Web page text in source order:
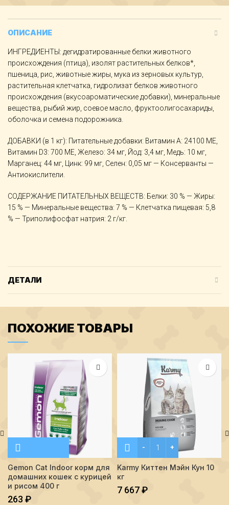
ОПИСАНИЕ
ИНГРЕДИЕНТЫ: дегидратированные белки животного
происхождения (птица), изолят растительных белков*,
пшеница, рис, животные жиры, мука из зерновых культур,
растительная клетчатка, гидролизат белков животного
происхождения (вкусоароматические добавки), минеральные
вещества, рыбий жир, соевое масло, фруктоолигосахариды,
оболочка и семена подорожника.
ДОБАВКИ (в 1 кг): Питательные добавки: Витамин A: 24100 ME,
Витамин D3: 700 ME, Железо: 34 мг, Йод: 3,4 мг, Медь: 10 мг,
Марганец: 44 мг, Цинк: 99 мг, Ceлeн: 0,05 мг — Консерванты —
Антиокислители.
СОДЕРЖАНИЕ ПИТАТЕЛЬНЫХ ВЕЩЕСТВ: Белки: 30 % — Жиры:
15 % — Минеральные вещества: 7 % — Клетчатка пищевая: 5,8
% — Триполифосфат натрия: 2 г/кг.
ДЕТАЛИ
ПОХОЖИЕ ТОВАРЫ
Gemon Cat Indoor корм для
домашних кошек с курицей
и рисом 400 г
263 ₽
Количество Karmy
Karmy Киттен Мэйн Кун 10
кг
7 667₽